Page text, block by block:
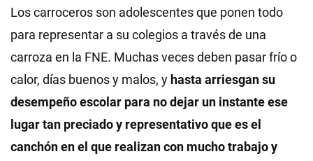
Los carroceros son adolescentes que ponen todo
para representar a su colegios a través de una
carroza en la FNE. Muchas veces deben pasar frío o
calor, días buenos y malos, y hasta arriesgan su
desempeño escolar para no dejar un instante ese
lugar tan preciado y representativo que es el
canchón en el que realizan con mucho trabajo y